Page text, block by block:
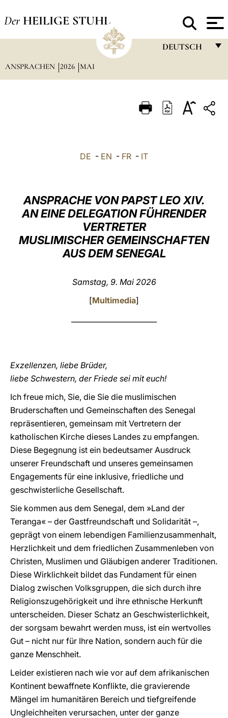
Der HEILIGE STUHL
DEUTSCH
ITALIANO
العربيّة
LATINE
ANSPRACHEN 2026 MAI
DE - EN - FR - IT
ANSPRACHE VON PAPST LEO XIV.
AN EINE DELEGATION FÜHRENDER
VERTRETER
MUSLIMISCHER GEMEINSCHAFTEN
AUS DEM SENEGAL
Samstag, 9. Mai 2026
[Multimedia]
Exzellenzen, liebe Brüder,
liebe Schwestern, der Friede sei mit euch!
Ich freue mich, Sie, die Sie die muslimischen
Bruderschaften und Gemeinschaften des Senegal
repräsentieren, gemeinsam mit Vertretern der
katholischen Kirche dieses Landes zu empfangen.
Diese Begegnung ist ein bedeutsamer Ausdruck
unserer Freundschaft und unseres gemeinsamen
Engagements für eine inklusive, friedliche und
geschwisterliche Gesellschaft.
Sie kommen aus dem Senegal, dem »Land der
Teranga« – der Gastfreundschaft und Solidarität –,
geprägt von einem lebendigen Familienzusammenhalt,
Herzlichkeit und dem friedlichen Zusammenleben von
Christen, Muslimen und Gläubigen anderer Traditionen.
Diese Wirklichkeit bildet das Fundament für einen
Dialog zwischen Volksgruppen, die sich durch ihre
Religionszugehörigkeit und ihre ethnische Herkunft
unterscheiden. Dieser Schatz an Geschwisterlichkeit,
der sorgsam bewahrt werden muss, ist ein wertvolles
Gut – nicht nur für Ihre Nation, sondern auch für die
ganze Menschheit.
Leider existieren nach wie vor auf dem afrikanischen
Kontinent bewaffnete Konflikte, die gravierende
Mängel im humanitären Bereich und tiefgreifende
Ungleichheiten verursachen, unter der ganze